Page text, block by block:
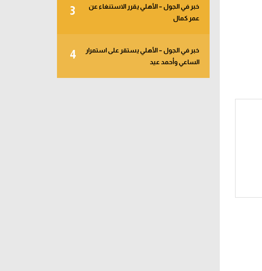
3
خبر في الجول – الأهلي يقرر الاستنغاء عن
عمر كمال
4
خبر في الجول – الأهلي يستقر على استمرار
الساعي وأحمد عيد